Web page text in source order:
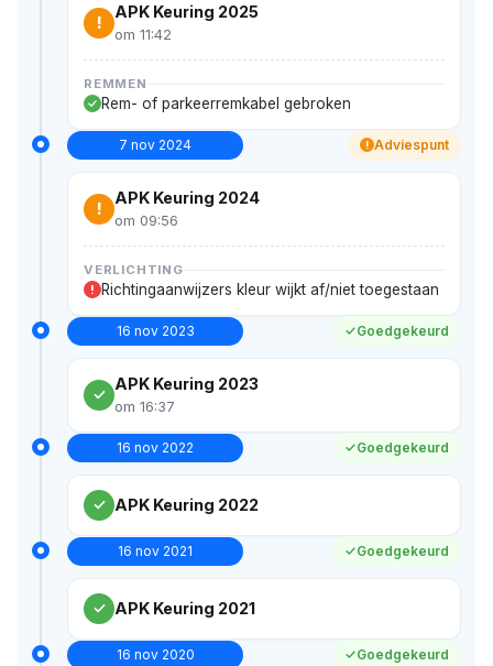
!
APK Keuring 2025
om 11:42
REMMEN
Rem- of parkeerremkabel gebroken
7 nov 2024 ! Adviespunt
!
APK Keuring 2024
om 09:56
VERLICHTING
! Richtingaanwijzers kleur wijkt af/niet toegestaan
16 nov 2023 Goedgekeurd
APK Keuring 2023
om 16:37
16 nov 2022 Goedgekeurd
APK Keuring 2022
16 nov 2021 Goedgekeurd
APK Keuring 2021
16 nov 2020 Goedgekeurd